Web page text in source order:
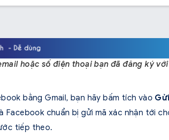
hoặc số điện thoại bạn đã đăng ký
bằng Gmail, bạn hãy bấm tích vào
Facebook chuẩn bị gửi mã xác nhận tới
tiếp theo.